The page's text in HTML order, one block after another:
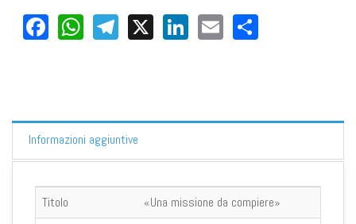
Facebook
WhatsApp
Telegram
X LinkedIn
Email
Informazioni aggiuntive
Titolo
«Una missione da compiere»